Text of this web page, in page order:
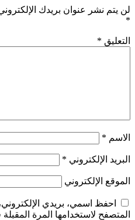
لن يتم نشر عنوان بريدك
*
التعليق *
الاسم *
البريد الإلكتروني *
الموقع الإلكتروني
احفظ اسمي، بريدي
المتصفح لاستخدامها المرة